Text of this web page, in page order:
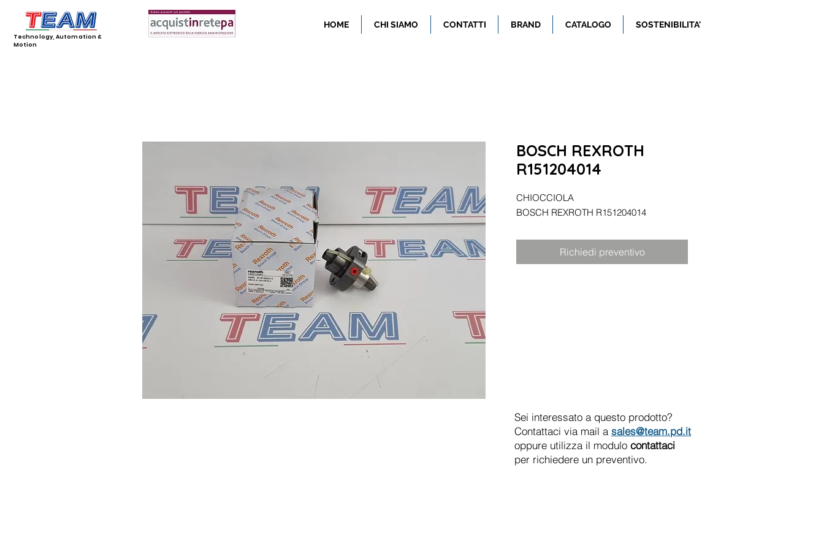
Technology, Automation &
Motion
HOME CHI SIAMO CONTATTI BRAND CATALOGO SOSTENIBILITA'
BOSCH REXROTH
R151204014
CHIOCCIOLA
BOSCH REXROTH R151204014
Richiedi preventivo
Sei interessato a questo prodotto?
Contattaci via mail a sales@team.pd.it
oppure utilizza il modulo contattaci
per richiedere un preventivo.